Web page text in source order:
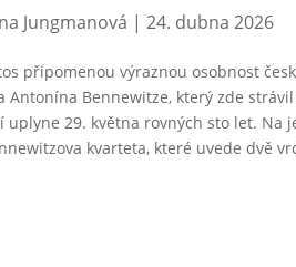
Jungmanová |24. dubna 2026
připomenou výraznou osobnost
Antonína Bennewitze, který zde
uplyne 29. května rovných sto let. Na
kvarteta, které uvede dvě